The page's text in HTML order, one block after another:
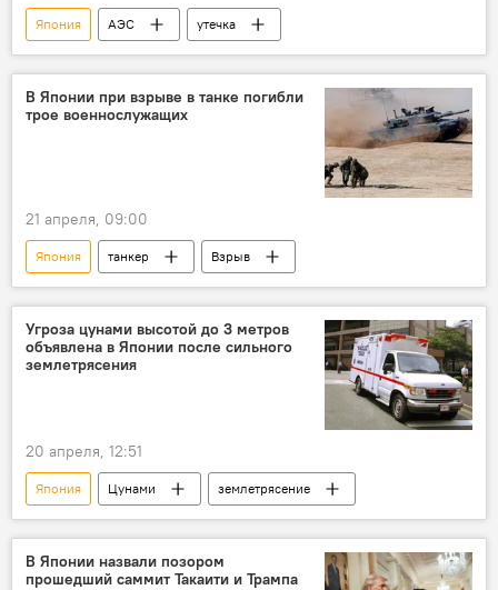
Япония АЭС утечка
В Японии при взрыве в танке погибли
трое военнослужащих
21 апреля, 09:00
Япония танкер Взрыв
Угроза цунами высотой до 3 метров
объявлена в Японии после сильного
землетрясения
20 апреля, 12:51
Япония Цунами землетрясение
В Японии назвали позором
прошедший саммит Такаити и Трампа